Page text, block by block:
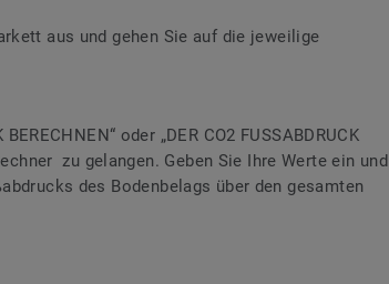
aus und gehen Sie auf die jeweilige
oder „DER CO2 FUSSABDRUCK
zu gelangen. Geben Sie Ihre Werte ein und
des Bodenbelags über den gesamten